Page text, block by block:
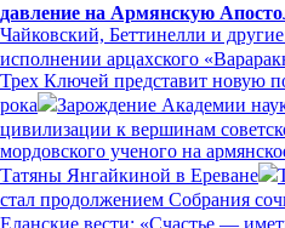
давление на Армянскую
Чайковский, Беттинелли и
исполнении арцахского
Трех Ключей представит новую
рока
Зарождение Академии
цивилизации к вершинам
мордовского ученого на
Татяны Янгайкиной в Ереване
стал продолжением Собрания
Еланские вести: «Счастье —